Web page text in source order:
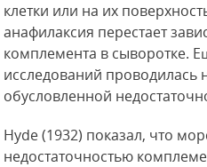
клетки или на их
анафилаксия перестает
комплемента в сыворотке.
исследований проводилась
обусловленной
Hyde (1932) показал, что
недостаточностью